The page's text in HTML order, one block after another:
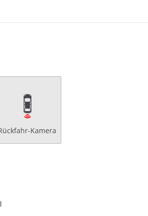
Kamera